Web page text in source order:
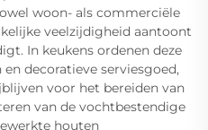
woon- als commerciële
veelzijdigheid aantoont
In keukens ordenen deze
decoratieve serviesgoed,
voor het bereiden van
van de vochtbestendige
houten